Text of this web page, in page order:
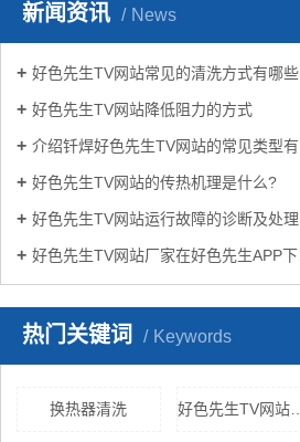
新闻资讯 News
好色先生TV网站常见的清洗方式有哪些？
好色先生TV网站降低阻力的方式
介绍钎焊好色先生TV网站的常见类型有哪些
好色先生TV网站的传热机理是什么?
好色先生TV网站运行故障的诊断及处理方法
好色先生TV网站厂家在好色先生APP下载苹果手机安装生活中有哪些作用？
热门关键词 Keywords
换热器清洗 好色先生TV网站原理